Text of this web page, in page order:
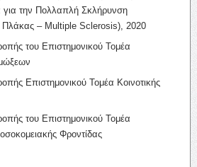
την Πολλαπλή Σκλήρυνση
– Multiple Sclerosis), 2020
του Επιστημονικού Τομέα
Επιστημονικού Τομέα Κοινοτικής
του Επιστημονικού Τομέα
Φροντίδας